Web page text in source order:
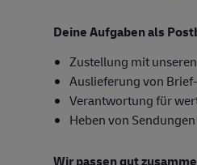
Deine Aufgaben als
Zustellung mit
Auslieferung von
Verantwortung für
Heben von
Wir passen gut